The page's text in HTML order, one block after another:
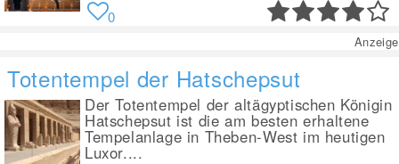
0
Anzeige
Totentempel der Hatschepsut
Der Totentempel der altägyptischen Königin
Hatschepsut ist die am besten erhaltene
Tempelanlage in Theben-West im heutigen
Luxor....